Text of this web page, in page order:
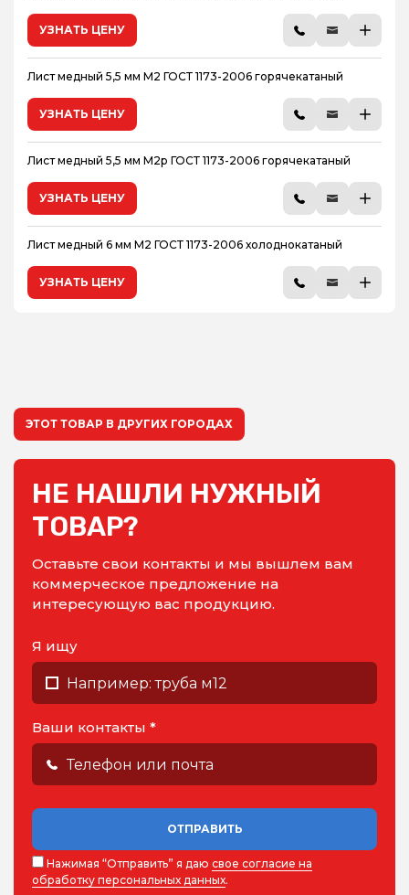
УЗНАТЬ ЦЕНУ
Лист медный 5,5 мм М2 ГОСТ 1173-2006 горячекатаный
УЗНАТЬ ЦЕНУ
Лист медный 5,5 мм М2р ГОСТ 1173-2006 горячекатаный
УЗНАТЬ ЦЕНУ
Лист медный 6 мм М2 ГОСТ 1173-2006 холоднокатаный
УЗНАТЬ ЦЕНУ
ЭТОТ ТОВАР В ДРУГИХ ГОРОДАХ
НЕ НАШЛИ НУЖНЫЙ
ТОВАР?
Оставьте свои контакты и мы вышлем вам
коммерческое предложение на
интересующую вас продукцию.
Я ищу
Ваши контакты *
ОТПРАВИТЬ
Нажимая “Отправить” я даю свое согласие на
обработку персональных данных.